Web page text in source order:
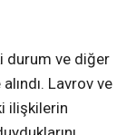
durum ve diğer
Lavrov ve
ilişkilerin